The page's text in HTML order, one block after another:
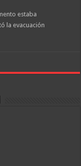
estaba
la evacuación